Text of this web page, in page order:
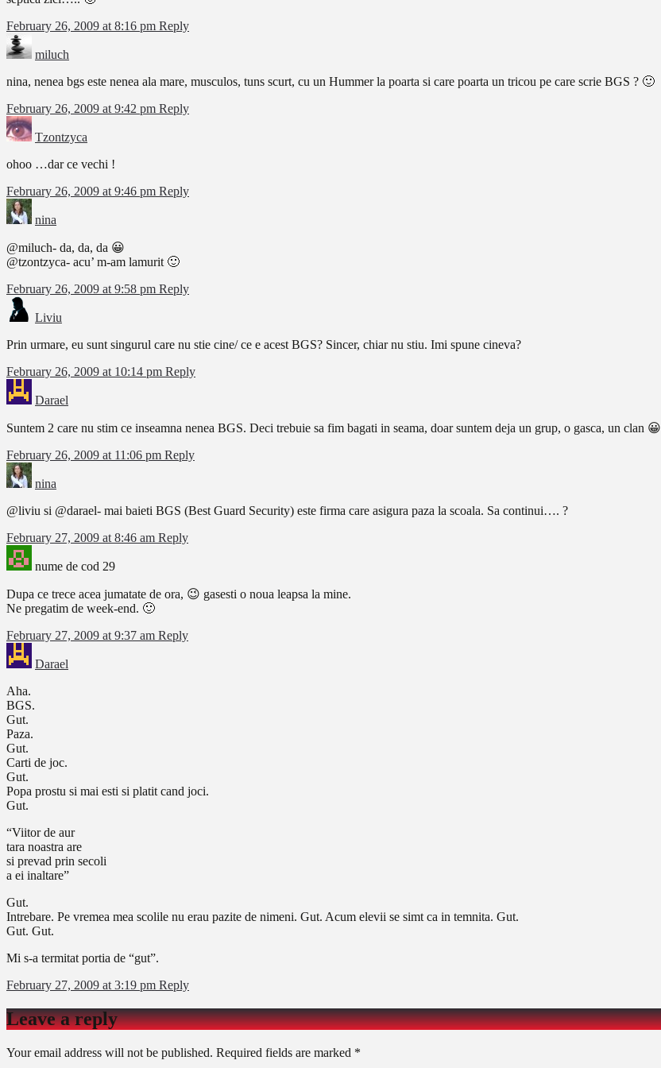
February 26, 2009 at 8:16 pm Reply
miluch
nina, nenea bgs este nenea ala mare, musculos, tuns scurt, cu un Hummer la poarta si care poarta un tricou pe care scrie BGS ? 🙂
February 26, 2009 at 9:42 pm Reply
Tzontzyca
ohoo …dar ce vechi !
February 26, 2009 at 9:46 pm Reply
nina
@miluch- da, da, da 😀
@tzontzyca- acu’ m-am lamurit 🙂
February 26, 2009 at 9:58 pm Reply
Liviu
Prin urmare, eu sunt singurul care nu stie cine/ ce e acest BGS? Sincer, chiar nu stiu. Imi spune cineva?
February 26, 2009 at 10:14 pm Reply
Darael
Suntem 2 care nu stim ce inseamna nenea BGS. Deci trebuie sa fim bagati in seama, doar suntem deja un grup, o gasca, un clan 😀
February 26, 2009 at 11:06 pm Reply
nina
@liviu si @darael- mai baieti BGS (Best Guard Security) este firma care asigura paza la scoala. Sa continui…. ?
February 27, 2009 at 8:46 am Reply
nume de cod 29
Dupa ce trece acea jumatate de ora, 😉 gasesti o noua leapsa la mine.
Ne pregatim de week-end. 🙂
February 27, 2009 at 9:37 am Reply
Darael
Aha.
BGS.
Gut.
Paza.
Gut.
Carti de joc.
Gut.
Popa prostu si mai esti si platit cand joci.
Gut.
“Viitor de aur
tara noastra are
si prevad prin secoli
a ei inaltare”
Gut.
Intrebare. Pe vremea mea scolile nu erau pazite de nimeni. Gut. Acum elevii se simt ca in temnita. Gut.
Gut. Gut.
Mi s-a termitat portia de “gut”.
February 27, 2009 at 3:19 pm Reply
Leave a reply
Your email address will not be published. Required fields are marked *